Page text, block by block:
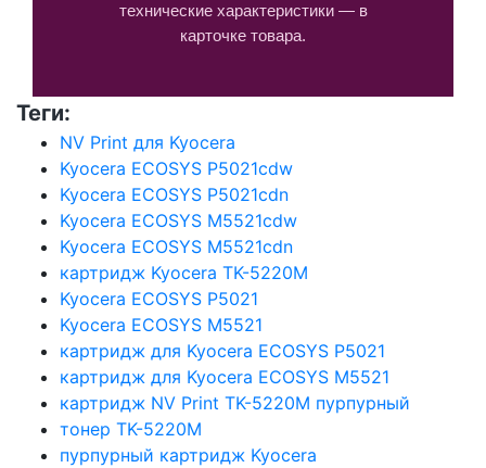
технические характеристики — в
карточке товара.
Теги:
NV Print для Kyocera
Kyocera ECOSYS P5021cdw
Kyocera ECOSYS P5021cdn
Kyocera ECOSYS M5521cdw
Kyocera ECOSYS M5521cdn
картридж Kyocera TK-5220M
Kyocera ECOSYS P5021
Kyocera ECOSYS M5521
картридж для Kyocera ECOSYS P5021
картридж для Kyocera ECOSYS M5521
картридж NV Print TK-5220M пурпурный
тонер TK-5220M
пурпурный картридж Kyocera